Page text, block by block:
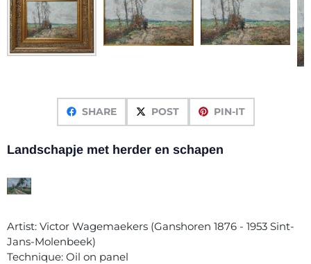
SHARE POST PIN-IT
Landschapje met herder en schapen
Artist: Victor Wagemaekers (Ganshoren 1876 - 1953 Sint-
Jans-Molenbeek)
Technique: Oil on panel